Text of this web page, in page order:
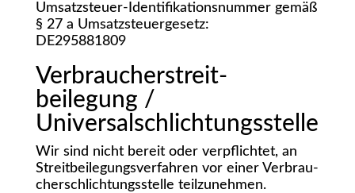
Umsatz­steu­er-Iden­ti­fi­ka­ti­ons­num­mer gemäß
§ 27 a Umsatz­steu­er­ge­setz:
DE295881809
Verbraucher­streit­
beilegung /
Universalschlichtungsstelle
Wir sind nicht bereit oder ver­pflich­tet, an
Streit­bei­le­gungs­ver­fah­ren vor einer Ver­brau­
cher­schlich­tungs­stel­le teilzunehmen.